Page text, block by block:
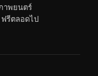
าพยนตร์
รีตลอดไป